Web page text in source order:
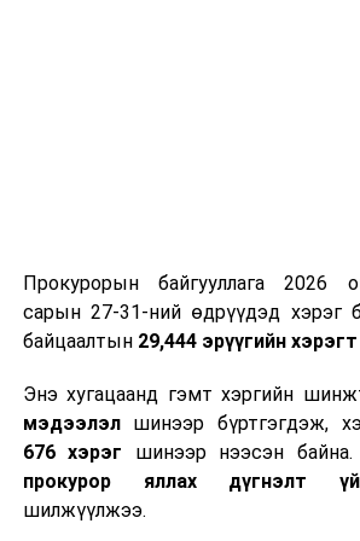
Наймдугаар сарын 7-нд
аймгуудын нутгийн хойд
аймгуудын нутгийн хойд
аймгуудын нутгийн зүүн,
нутгийн хойд, зүүн
хэсэг, төвийн аймгуудын
төв, зүүн, говийн
бороо, дуу цахилгаантай аадар
Прокурорын байгууллага 2026
сарын 27-31-ний өдрүүдэд хэрэг
байцаалтын 29,444 эрүүгийн хэрэгт
Энэ хугацаанд гэмт хэргийн
мэдээлэлшинээр бүртгэгдэж,
676 хэрэг шинээр нээсэн
прокурор яллах дүгнэлт
шилжүүлжээ.